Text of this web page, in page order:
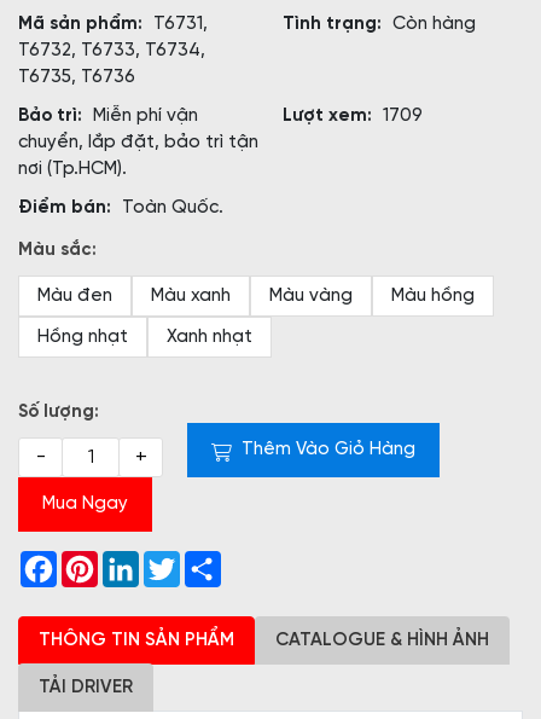
Mã sản phẩm:
T6731,
T6732, T6733, T6734,
T6735, T6736
Tình trạng: Còn hàng
Bảo trì:
Miễn phí vận
chuyển, lắp đặt, bảo trì tận
nơi (Tp.HCM).
Lượt xem: 1709
Điểm bán: Toàn Quốc.
Màu sắc:
Màu đen Màu xanh Màu vàng Màu hồng
Hồng nhạt Xanh nhạt
Số lượng:
- + Thêm Vào Giỏ Hàng
Mua Ngay
Facebook
PinterestLinkedInTwitter
THÔNG TIN SẢN PHẨM CATALOGUE & HÌNH ẢNH
TẢI DRIVER